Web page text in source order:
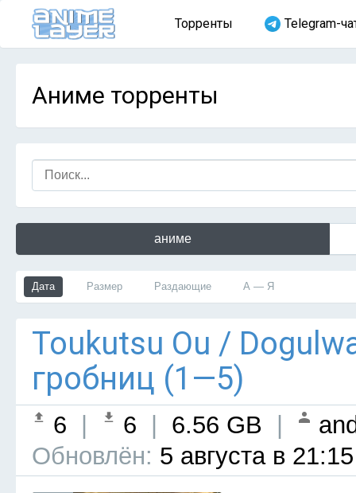
Торренты Telegram-
Аниме торренты
аниме
Дата Размер Раздающие А — Я
Тоukutsu Оu /
гробниц (1—5)
6 6 6.56 GB
Обновлён: 5 августа в 21:15